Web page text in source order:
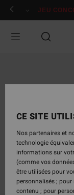
Passer
Se connecter
JEU
CE SITE
Nos partenaires et
technologie
informations sur
(comme vos
être utilisées pour
personnalisés ;
contenu ; pour